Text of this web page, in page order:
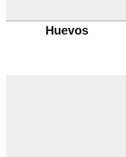
Huevos